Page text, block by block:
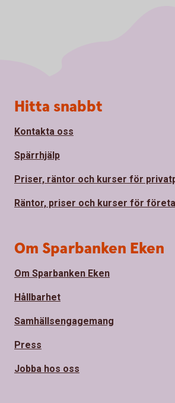
Sidfot
Hitta snabbt
Kontakta oss
Spärrhjälp
Priser, räntor och kurser för
Räntor, priser och kurser för
Om Sparbanken Eken
Om Sparbanken Eken
Hållbarhet
Samhällsengagemang
Press
Jobba hos oss